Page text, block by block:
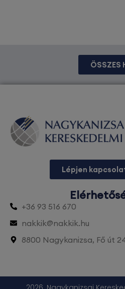
ÖSSZES
Lépjen
+36 93 516 670
nakkik@nakkik.hu
8800 Nagykanizsa, Fő út